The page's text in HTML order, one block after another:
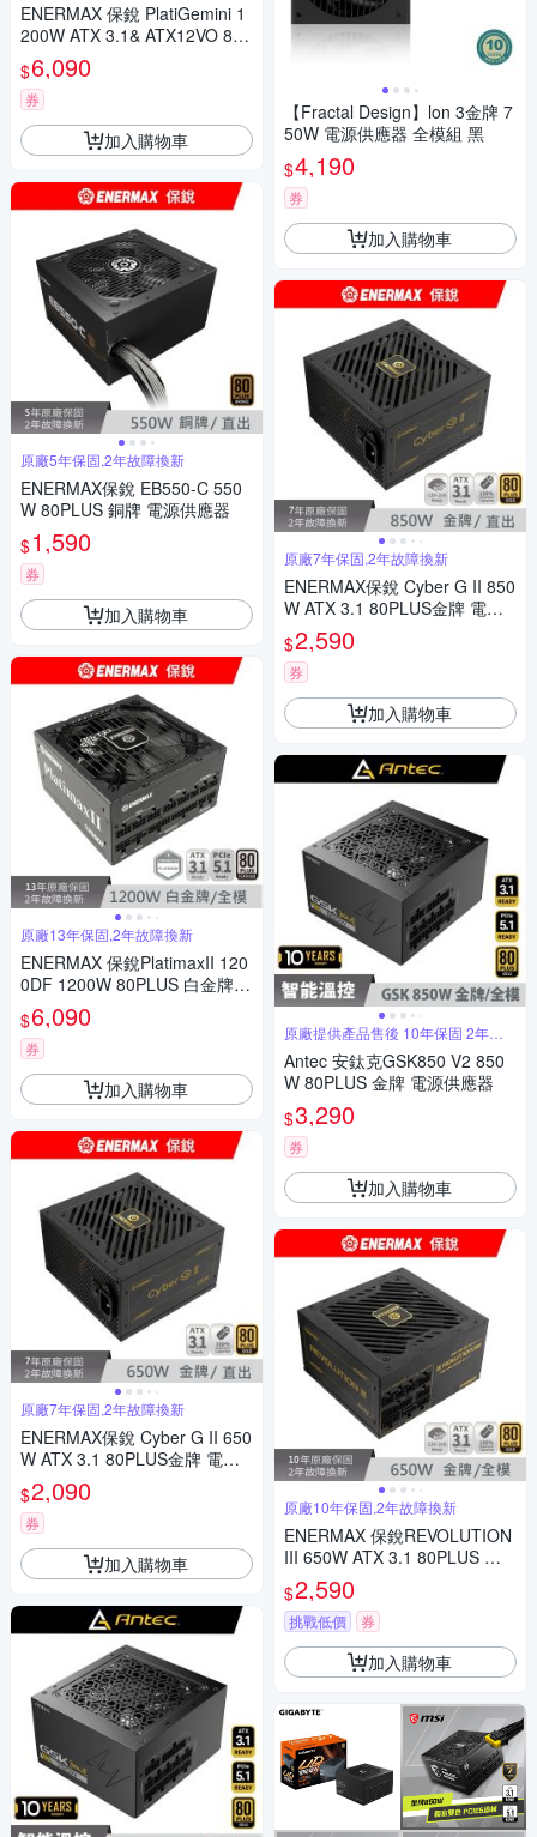
ENERMAX 保銳 PlatiGemini 1
200W ATX 3.1& ATX12VO 80P
LUS 白金牌 12V-2x6 電源供應
器
$6,090
券
加入購物車
原廠5年保固,2年故障換新
ENERMAX保銳 EB550-C 550
W 80PLUS 銅牌 電源供應器
$1,590
券
加入購物車
原廠13年保固,2年故障換新
ENERMAX 保銳PlatimaxII 120
0DF 1200W 80PLUS 白金牌 1
2V-2x6 電源供應器
$6,090
券
加入購物車
原廠7年保固,2年故障換新
ENERMAX保銳 Cyber G II 650
W ATX 3.1 80PLUS金牌 電源
供應器
$2,090
券
加入購物車
【Fractal Design】lon 3金牌 7
50W 電源供應器 全模組 黑
$4,190
券
加入購物車
原廠7年保固,2年故障換新
ENERMAX保銳 Cyber G II 850
W ATX 3.1 80PLUS金牌 電源
供應器
$2,590
券
加入購物車
原廠提供產品售後 10年保固 2年快
換
Antec 安鈦克GSK850 V2 850
W 80PLUS 金牌 電源供應器
$3,290
券
加入購物車
原廠10年保固,2年故障換新
ENERMAX 保銳REVOLUTION
III 650W ATX 3.1 80PLUS 金
牌 電源供應器
$2,590
挑戰低價 券
加入購物車